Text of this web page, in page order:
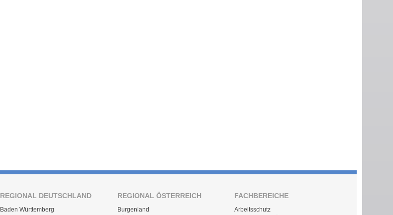
REGIONAL DEUTSCHLAND
Baden Württemberg
REGIONAL ÖSTERREICH
Burgenland
FACHBEREICHE
Arbeitsschutz